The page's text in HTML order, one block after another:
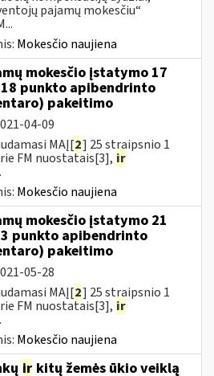
pajamų mokesčiu“
Mokesčio naujiena
mokesčio įstatymo 17
punkto apibendrinto
pakeitimo
04-09
MAĮ[2] 25 straipsnio 1
FM nuostatais[3], ir
Mokesčio naujiena
mokesčio įstatymo 21
punkto apibendrinto
pakeitimo
05-28
MAĮ[2] 25 straipsnio 1
FM nuostatais[3], ir
Mokesčio naujiena
ir kitų žemės ūkio veiklą